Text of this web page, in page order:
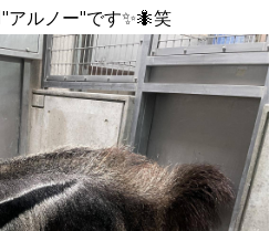
アルノー"です✨🐜笑